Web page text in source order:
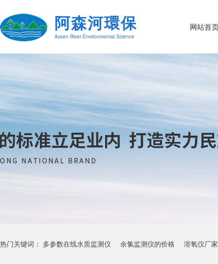
阿森河環保
Assen River Environmental Science
网站首
热门关键词： 多参数在线水质监测仪 余氯监测仪的价格 溶氧仪厂家